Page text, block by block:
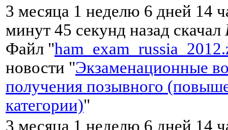
3 месяца 1 неделю 6 дней 14
минут 45 секунд назад скачал
Файл "
новости "Экзаменационные
получения позывного
категории)"
3 месяца 1 неделю 6 дней 14